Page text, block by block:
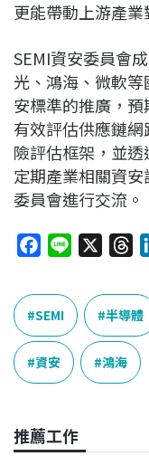
更能帶動上游產業
SEMI資安委員會
光、鴻海、微軟
安標準的推廣，
有效評估供應鏈
險評估框架，並
定期產業相關資
委員會進行交流。
c
e
b
o
o
e
r
e
a
d
s
SEMI 半導體
資安 鴻海
推薦工作